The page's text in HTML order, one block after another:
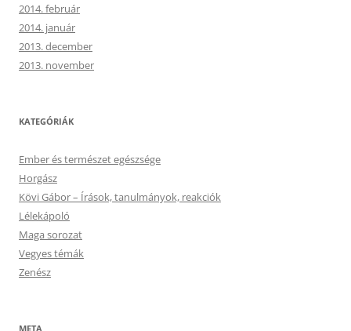
2014. február
2014. január
2013. december
2013. november
KATEGÓRIÁK
Ember és természet egészsége
Horgász
Kövi Gábor – Írások, tanulmányok, reakciók
Lélekápoló
Maga sorozat
Vegyes témák
Zenész
META